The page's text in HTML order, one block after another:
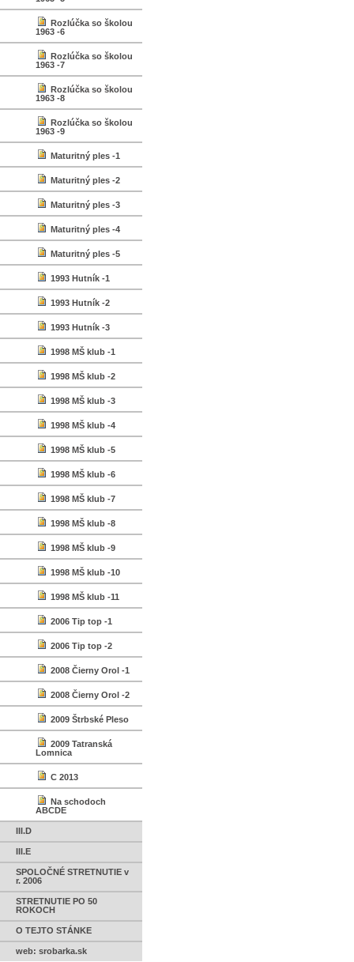
Rozlúčka so školou
1963 -6
Rozlúčka so školou
1963 -7
Rozlúčka so školou
1963 -8
Rozlúčka so školou
1963 -9
Maturitný ples -1
Maturitný ples -2
Maturitný ples -3
Maturitný ples -4
Maturitný ples -5
1993 Hutník -1
1993 Hutník -2
1993 Hutník -3
1998 MŠ klub -1
1998 MŠ klub -2
1998 MŠ klub -3
1998 MŠ klub -4
1998 MŠ klub -5
1998 MŠ klub -6
1998 MŠ klub -7
1998 MŠ klub -8
1998 MŠ klub -9
1998 MŠ klub -10
1998 MŠ klub -11
2006 Tip top -1
2006 Tip top -2
2008 Čierny Orol -1
2008 Čierny Orol -2
2009 Štrbské Pleso
2009 Tatranská
Lomnica
C 2013
Na schodoch
ABCDE
III.D
III.E
SPOLOČNÉ STRETNUTIE v
r. 2006
STRETNUTIE PO 50
ROKOCH
O TEJTO STÁNKE
web: srobarka.sk